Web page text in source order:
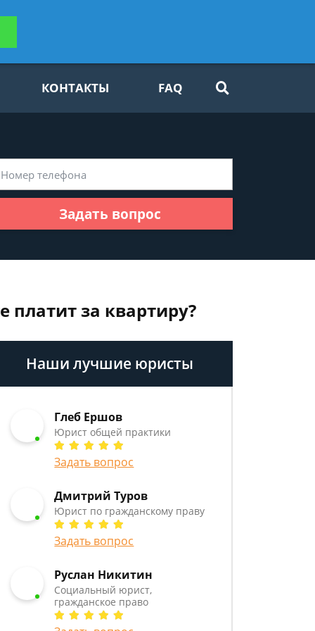
КОНТАКТЫ FAQ
Задать вопрос
платит за квартиру?
Наши лучшие юристы
Глеб Ершов
Юрист общей практики
Задать вопрос
Дмитрий Туров
Юрист по гражданскому праву
Задать вопрос
Руслан Никитин
Социальный юрист,
гражданское право